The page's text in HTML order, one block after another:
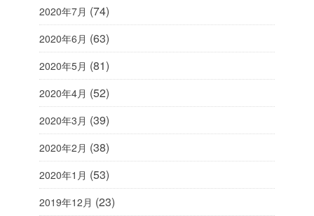
2020年7月 (74)
2020年6月 (63)
2020年5月 (81)
2020年4月 (52)
2020年3月 (39)
2020年2月 (38)
2020年1月 (53)
2019年12月 (23)